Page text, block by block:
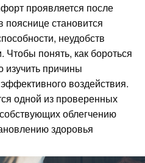
проявляется после
пояснице становится
неудобств
Чтобы понять, как бороться
причины
воздействия.
одной из проверенных
облегчению
здоровья